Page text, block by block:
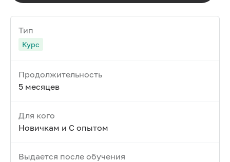
Тип
Курс
Продолжительность
5 месяцев
Для кого
Новичкам и С опытом
Выдается после обучения